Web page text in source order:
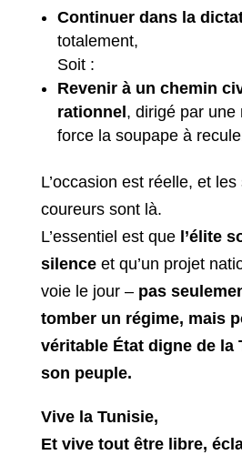
Continuer dans la
totalement,
Soit :
Revenir à un chemin
rationnel , dirigé par une
force la soupape à
L’occasion est réelle, et
coureurs sont là.
L’essentiel est que l’élite
silenceet qu’un projet
voie le jour – pas
tomber un régime, mais
véritable État digne de la
son peuple.
Vive la Tunisie,
Et vive tout être libre,